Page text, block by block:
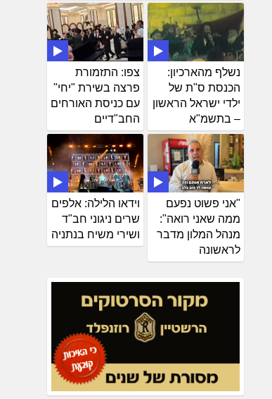
צפו: התזמורת
פרצה בשירת "יחי"
עם כניסת האורחים
החב"דיים
נשלף מהארכיון:
הכנסת ס"ת של
ילדי ישראל הראשון
– בתשמ"א
וידאו הלילה: אלפים
שרים ניגוני חב"ד
ושירי משיח בנתניה
"אני פשוט נפעם
ממה שאני רואה":
מנהל המלון מדבר
לראשונה